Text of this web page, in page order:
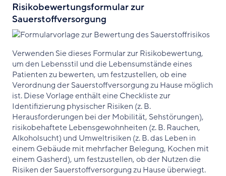
Risikobewertungsformular zur
Sauerstoffversorgung
Verwenden Sie dieses Formular zur Risikobewertung,
um den Lebensstil und die Lebensumstände eines
Patienten zu bewerten, um festzustellen, ob eine
Verordnung der Sauerstoffversorgung zu Hause möglich
ist. Diese Vorlage enthält eine Checkliste zur
Identifizierung physischer Risiken (z. B.
Herausforderungen bei der Mobilität, Sehstörungen),
risikobehaftete Lebensgewohnheiten (z. B. Rauchen,
Alkoholsucht) und Umweltrisiken (z. B. das Leben in
einem Gebäude mit mehrfacher Belegung, Kochen mit
einem Gasherd), um festzustellen, ob der Nutzen die
Risiken der Sauerstoffversorgung zu Hause überwiegt.